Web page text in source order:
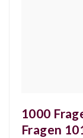
1000
Fragen